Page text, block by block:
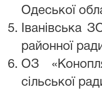
Одеської
Іванівська
районної
ОЗ
сільської